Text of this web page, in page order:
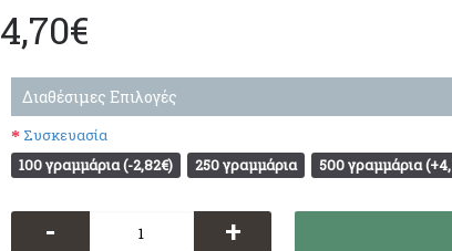
4,70€
Διαθέσιμες Επιλογές
Συσκευασία
100 γραμμάρια (-2,82€)
250 γραμμάρια 500 γραμμάρια
- +